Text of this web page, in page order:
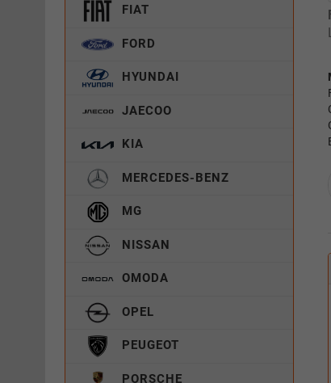
FIAT
FORD
HYUNDAI
JAECOO
KIA
MERCEDES-BENZ
MG
NISSAN
OMODA
OPEL
PEUGEOT
PORSCHE